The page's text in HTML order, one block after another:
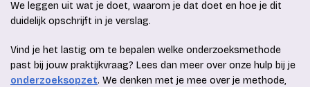
We leggen uit wat je doet, waarom je dat doet en hoe je dit
duidelijk opschrijft in je verslag.
Vind je het lastig om te bepalen welke onderzoeksmethode
past bij jouw praktijkvraag? Lees dan meer over onze hulp bij je
onderzoeksopzet. We denken met je mee over je methode,